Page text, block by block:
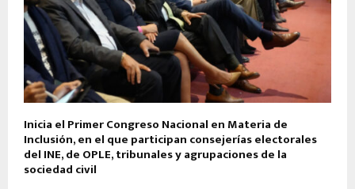
Inicia el Primer Congreso Nacional en Materia de
Inclusión, en el que participan consejerías electorales
del INE, de OPLE, tribunales y agrupaciones de la
sociedad civil